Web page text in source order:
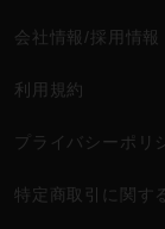
会社情報/採用情報
利用規約
プライバシーポリ
特定商取引に関す